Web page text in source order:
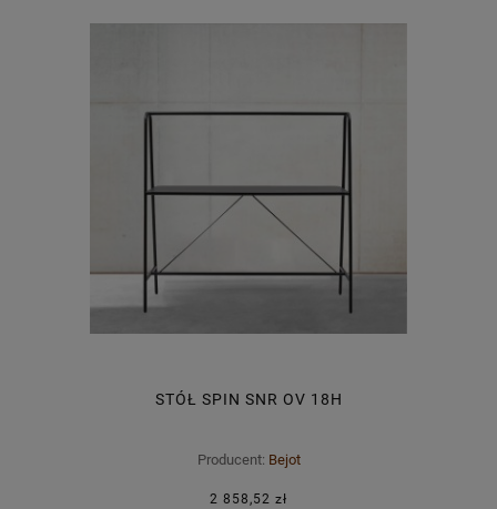
STÓŁ SPIN SNR OV 18H
Producent: Bejot
2 858,52 zł